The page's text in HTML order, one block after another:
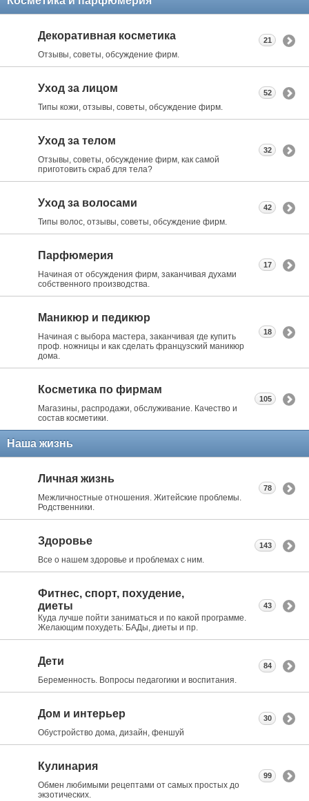
Декоративная косметика
Отзывы, советы, обсуждение фирм.
21
Уход за лицом
Типы кожи, отзывы, советы, обсуждение фирм.
52
Уход за телом
Отзывы, советы, обсуждение фирм, как самой
приготовить скраб для тела?
32
Уход за волосами
Типы волос, отзывы, советы, обсуждение фирм.
42
Парфюмерия
Начиная от обсуждения фирм, заканчивая духами
собственного производства.
17
Маникюр и педикюр
Начиная с выбора мастера, заканчивая где купить
проф. ножницы и как сделать французский маникюр
дома.
18
Косметика по фирмам
Магазины, распродажи, обслуживание. Качество и
состав косметики.
105
Наша жизнь
Личная жизнь
Межличностные отношения. Житейские проблемы.
Родственники.
78
Здоровье
Все о нашем здоровье и проблемах с ним.
143
Фитнес, спорт, похудение,
диеты
Куда лучше пойти заниматься и по какой программе.
Желающим похудеть: БАДы, диеты и пр.
43
Дети
Беременность. Вопросы педагогики и воспитания.
84
Дом и интерьер
Обустройство дома, дизайн, феншуй
30
Кулинария
Обмен любимыми рецептами от самых простых до
экзотических.
99